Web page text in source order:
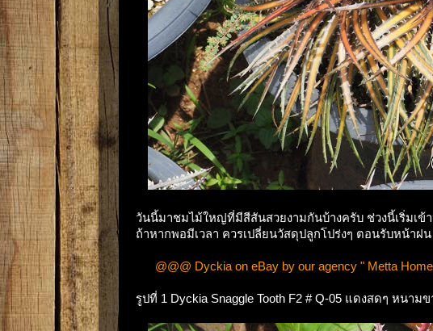
วันนี้มาชมไม้ใหญ่ที่มีสีสันสวยงามกันบ้างครับ ช่วงนี้เริ่มเข้
ถ้าหากพอมีเวลา ควรเปลี่ยนวัสดุปลูกโปร่งๆ ตอนรับหน้า
@@@ Dyckia on eBay by our agency " Metta
รูปที่ 1 Dyckia Snaggle Tooth F2 # Q-05 แดงสดๆ หนา